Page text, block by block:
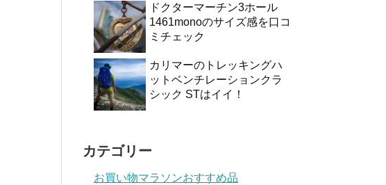
ドクターマーチン3ホール
1461monoのサイズ感を口コ
ミチェック
カリマーのトレッキングハ
ットベンチレーションクラ
シック STはイイ！
カテゴリー
お買い物マラソンおすすめ品